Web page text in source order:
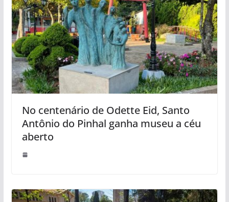
No centenário de Odette Eid, Santo
Antônio do Pinhal ganha museu a céu
aberto